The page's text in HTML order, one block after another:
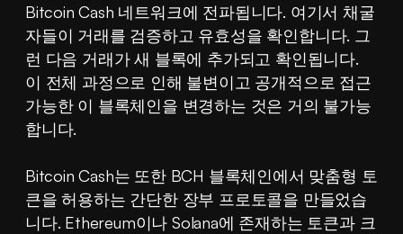
Bitcoin Cash 네트워크에 전파됩니다. 여기서 채굴
자들이 거래를 검증하고 유효성을 확인합니다. 그
런 다음 거래가 새 블록에 추가되고 확인됩니다.
이 전체 과정으로 인해 불변이고 공개적으로 접근
가능한 이 블록체인을 변경하는 것은 거의 불가능
합니다.
Bitcoin Cash는 또한 BCH 블록체인에서 맞춤형 토
큰을 허용하는 간단한 장부 프로토콜을 만들었습
니다. Ethereum이나 Solana에 존재하는 토큰과 크